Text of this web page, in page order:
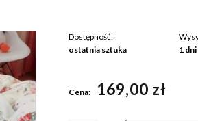
Dostępność:
ostatnia sztuka
1 dni
Cena: 169,00 zł